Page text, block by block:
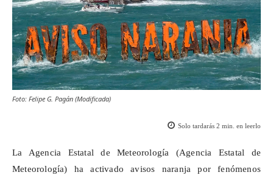
Foto: Felipe G. Pagán (Modificada)
Solo tardarás 2 min. en leerlo
La Agencia Estatal de Meteorología (Agencia Estatal de
Meteorología) ha activadoavisos naranja por fenómenos